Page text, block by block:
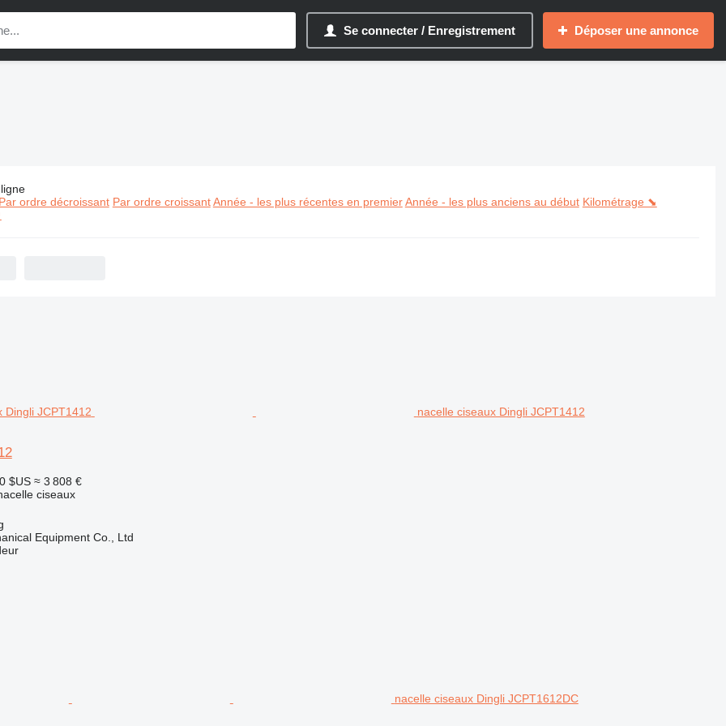
Se connecter / Enregistrement Déposer une annonce
Matériel de TP Dingli
Par ordre décroissant Par ordre croissant Année - les plus récentes en premier Année - les plus anciens au début Kilométrage ⬊
nacelle ciseaux Dingli JCPT1412
$US ≈ 3 808 €
ciseaux
Equipment Co., Ltd
nacelle ciseaux Dingli JCPT1612DC